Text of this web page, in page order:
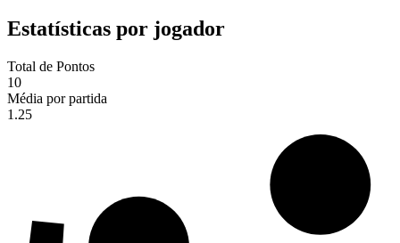
Estatísticas por jogador
Total de Pontos
10
Média por partida
1.25